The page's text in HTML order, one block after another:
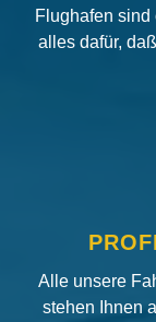
Flughafen sind
alles dafür,
Alle unsere
stehen Ihnen